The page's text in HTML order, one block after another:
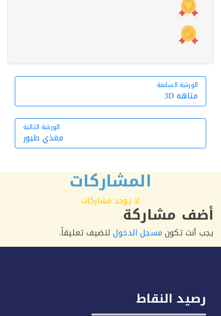
الورشة السابقة
الورشة السابقة
متاهه 3D
الورشة التالية
الورشة
مغذي طيور
المشاركات
لا يوجد مشاركات
مشاركة
تكونمسجل الدخوللتضيف تعليقاً.
النقاط